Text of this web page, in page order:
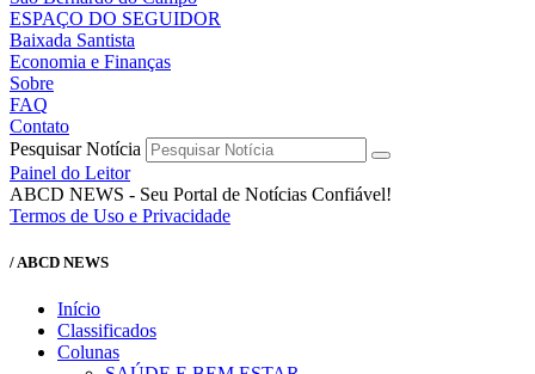
ESPAÇO DO SEGUIDOR
Baixada Santista
Economia e Finanças
Sobre
FAQ
Contato
Pesquisar Notícia
Painel do Leitor
ABCD NEWS - Seu Portal de Notícias Confiável!
Termos de Uso e Privacidade
/ ABCD NEWS
Início
Classificados
Colunas